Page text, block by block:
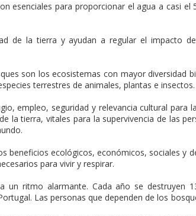
esenciales para proporcionar el agua a casi el
de la tierra y ayudan a regular el impacto
son los ecosistemas con mayor diversidad
terrestres de animales, plantas e insectos.
empleo, seguridad y relevancia cultural para
la tierra, vitales para la supervivencia de las
beneficios ecológicos, económicos, sociales y
para vivir y respirar.
un ritmo alarmante. Cada año se destruyen
Las personas que dependen de los